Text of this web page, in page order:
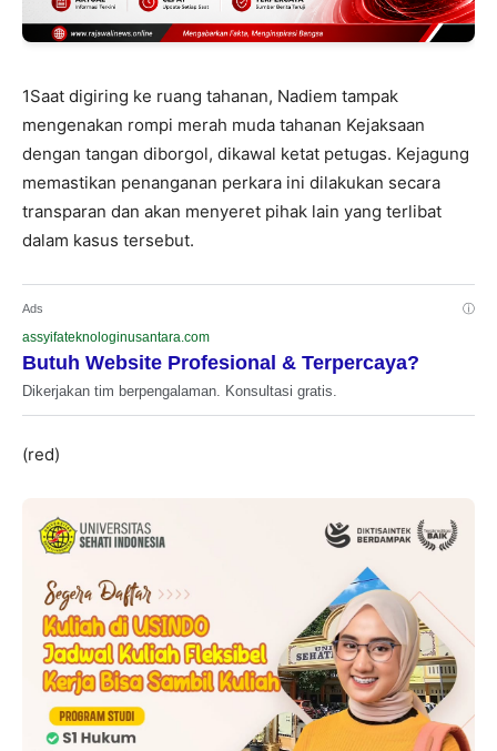
1Saat digiring ke ruang tahanan, Nadiem tampak
mengenakan rompi merah muda tahanan Kejaksaan
dengan tangan diborgol, dikawal ketat petugas. Kejagung
memastikan penanganan perkara ini dilakukan secara
transparan dan akan menyeret pihak lain yang terlibat
dalam kasus tersebut.
Ads ⓘ
assyifateknologinusantara.com
Butuh Website Profesional & Terpercaya?
Dikerjakan tim berpengalaman. Konsultasi gratis.
(red)